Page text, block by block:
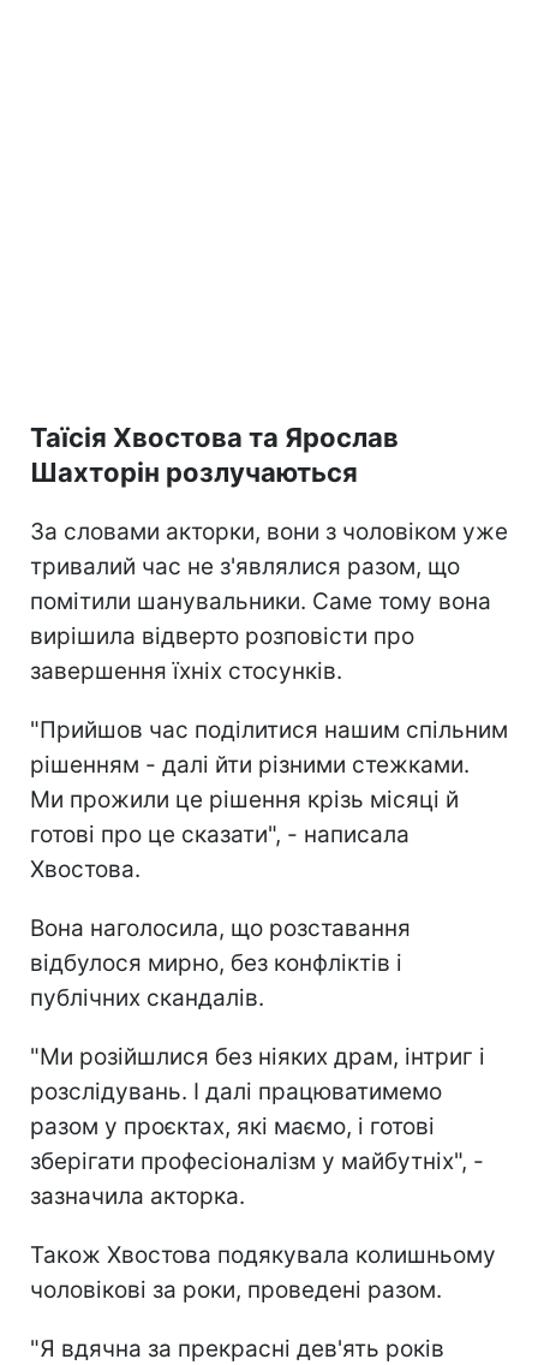
Таїсія Хвостова та Ярослав
Шахторін розлучаються
За словами акторки, вони з чоловіком уже
тривалий час не з'являлися разом, що
помітили шанувальники. Саме тому вона
вирішила відверто розповісти про
завершення їхніх стосунків.
"Прийшов час поділитися нашим спільним
рішенням - далі йти різними стежками.
Ми прожили це рішення крізь місяці й
готові про це сказати", - написала
Хвостова.
Вона наголосила, що розставання
відбулося мирно, без конфліктів і
публічних скандалів.
"Ми розійшлися без ніяких драм, інтриг і
розслідувань. І далі працюватимемо
разом у проєктах, які маємо, і готові
зберігати професіоналізм у майбутніх", -
зазначила акторка.
Також Хвостова подякувала колишньому
чоловікові за роки, проведені разом.
"Я вдячна за прекрасні дев'ять років